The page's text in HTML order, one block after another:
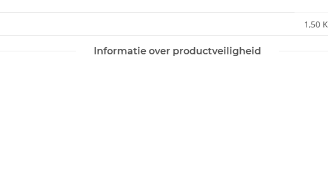
1,50
Informatie over productveiligheid